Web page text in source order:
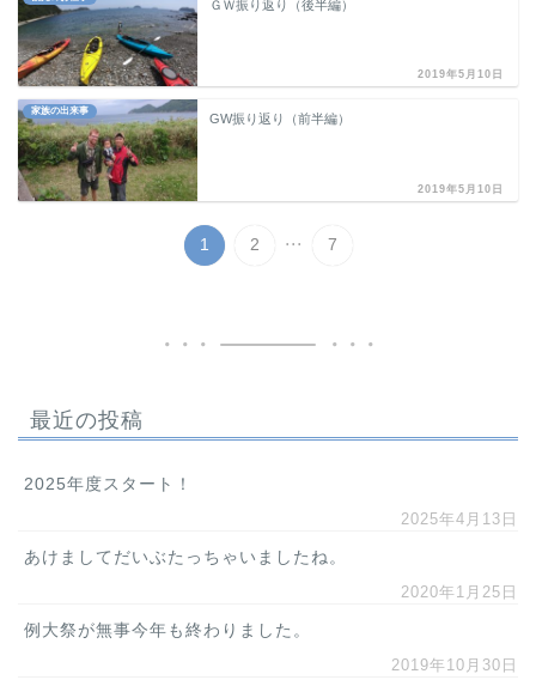
ＧＷ振り返り（後半編）
2019年5月10日
家族の出来事
GW振り返り（前半編）
2019年5月10日
1 2 ... 7
最近の投稿
2025年度スタート！
2025年4月13日
あけましてだいぶたっちゃいましたね。
2020年1月25日
例大祭が無事今年も終わりました。
2019年10月30日